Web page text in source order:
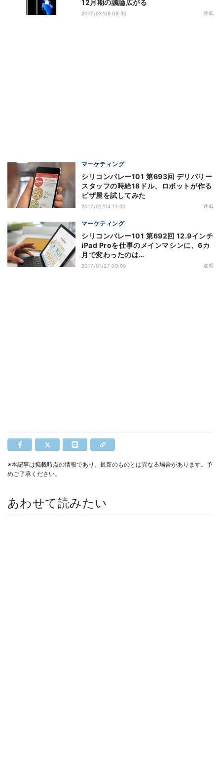
12月期の議論広がる
2017/02/09 09:30 連載
マーケティング
シリコンバレー101 第693回 デリバリー
スタッフの時給18ドル、ロボットが作る
ピザ屋を試してみた
2017/02/04 11:00 連載
マーケティング
シリコンバレー101 第692回 12.9インチ
iPad Proを仕事のメインマシンに、6カ
月で変わったのは…
2017/01/27 09:00 連載
※本記事は掲載時点の情報であり、最新のものとは異なる場合があります。予
めご了承ください。
あわせて読みたい